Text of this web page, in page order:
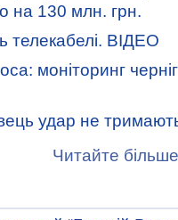
на 130 млн. грн.
телекабелі. ВІДЕО
моніторинг
удар не
Читайте